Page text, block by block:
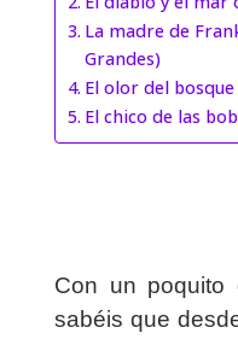
La madre de
Grandes)
El olor del
El chico de las
Con un poquito
sabéis que